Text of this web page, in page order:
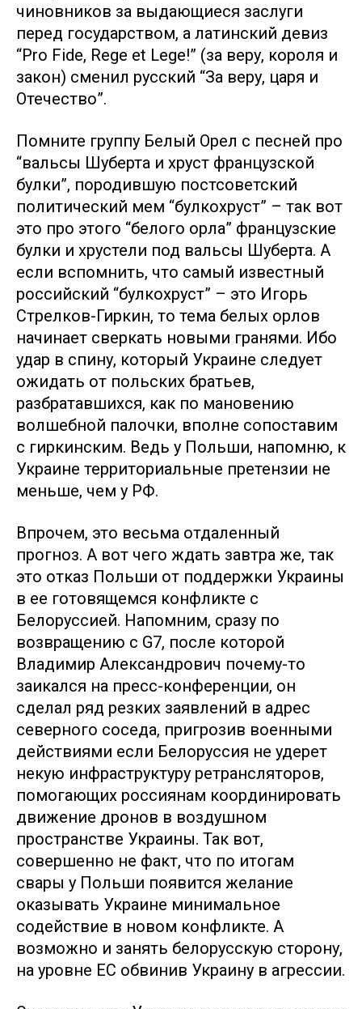
чиновников за выдающиеся заслуги
перед государством, а латинский девиз
“Pro Fide, Rege et Lege!” (за веру, короля и
закон) сменил русский “За веру, царя и
Отечество”.
Помните группу Белый Орел с песней про
“вальсы Шуберта и хруст французской
булки”, породившую постсоветский
политический мем “булкохруст” – так вот
это про этого “белого орла” французские
булки и хрустели под вальсы Шуберта. А
если вспомнить, что самый известный
российский “булкохруст” – это Игорь
Стрелков-Гиркин, то тема белых орлов
начинает сверкать новыми гранями. Ибо
удар в спину, который Украине следует
ожидать от польских братьев,
разбратавшихся, как по мановению
волшебной палочки, вполне сопоставим
с гиркинским. Ведь у Польши, напомню, к
Украине территориальные претензии не
меньше, чем у РФ.
Впрочем, это весьма отдаленный
прогноз. А вот чего ждать завтра же, так
это отказ Польши от поддержки Украины
в ее готовящемся конфликте с
Белоруссией. Напомним, сразу по
возвращению с G7, после которой
Владимир Александрович почему-то
заикался на пресс-конференции, он
сделал ряд резких заявлений в адрес
северного соседа, пригрозив военными
действиями если Белоруссия не удерет
некую инфраструктуру ретрансляторов,
помогающих россиянам координировать
движение дронов в воздушном
пространстве Украины. Так вот,
совершенно не факт, что по итогам
свары у Польши появится желание
оказывать Украине минимальное
содействие в новом конфликте. А
возможно и занять белорусскую сторону,
на уровне ЕС обвинив Украину в агрессии.